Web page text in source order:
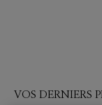
VOS DERNIERS